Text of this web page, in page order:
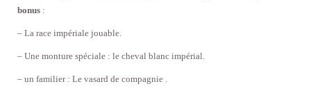
bonus :
– La race impériale jouable.
– Une monture spéciale : le cheval blanc impérial.
– un familier : Le vasard de compagnie .